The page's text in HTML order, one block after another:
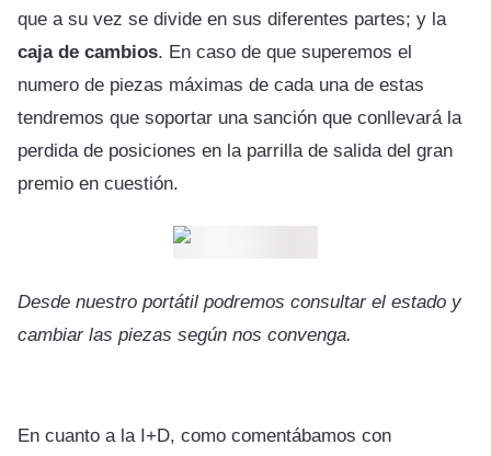
que a su vez se divide en sus diferentes partes; y la
caja de cambios. En caso de que superemos el
numero de piezas máximas de cada una de estas
tendremos que soportar una sanción que conllevará la
perdida de posiciones en la parrilla de salida del gran
premio en cuestión.
Desde nuestro portátil podremos consultar el estado y
cambiar las piezas según nos convenga.
En cuanto a la I+D, como comentábamos con